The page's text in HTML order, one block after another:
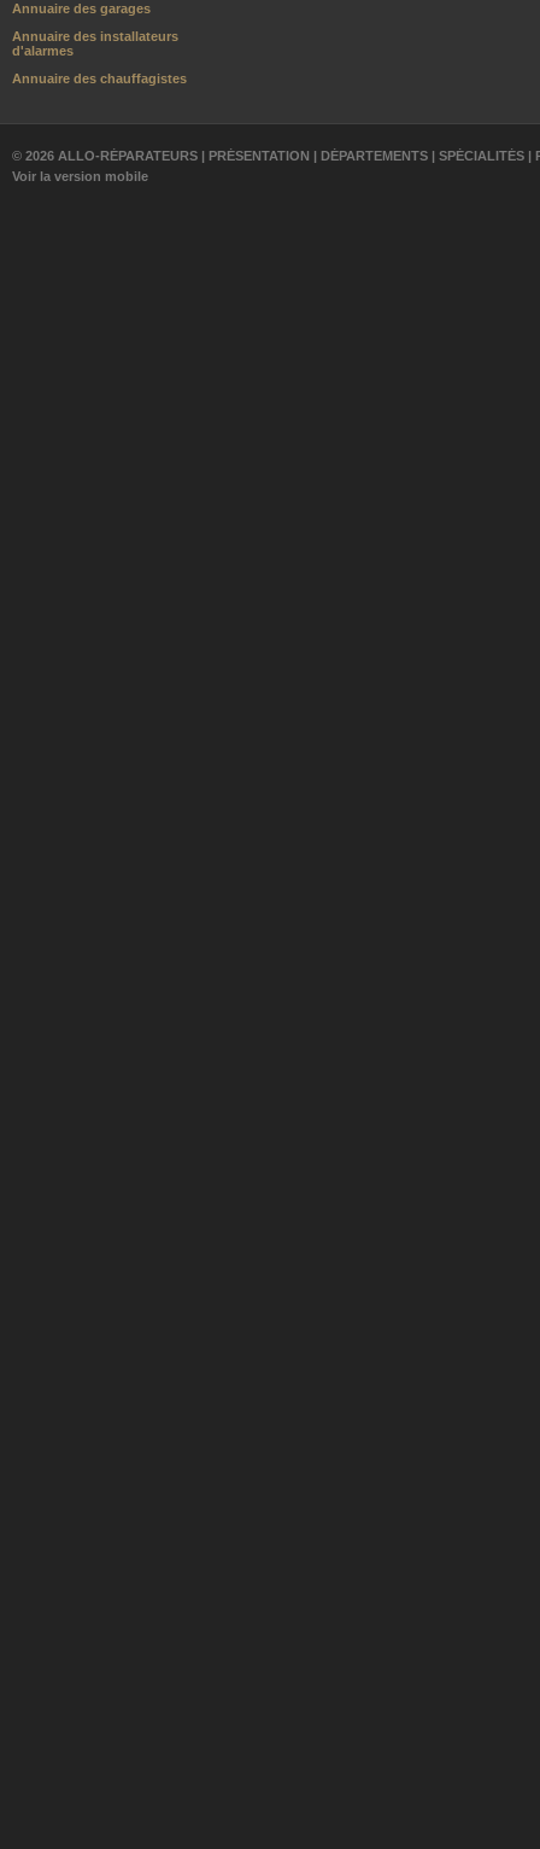
Annuaire des garages
Annuaire des installateurs
d'alarmes
Annuaire des chauffagistes
© 2026 ALLO-RÉPARATEURS | PRÉSENTATION | DÉPARTEMENTS | SPÉCIALITÉS |
Voir la version mobile